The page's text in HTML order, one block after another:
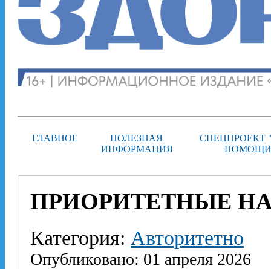
ГЛАВНОЕ
ПОЛЕЗНАЯ
ИНФОРМАЦИЯ
СПЕЦПРОЕКТ
ПРИОРИТЕТНЫЕ
Категория: Авторитетно
Опубликовано: 01 апреля 2026